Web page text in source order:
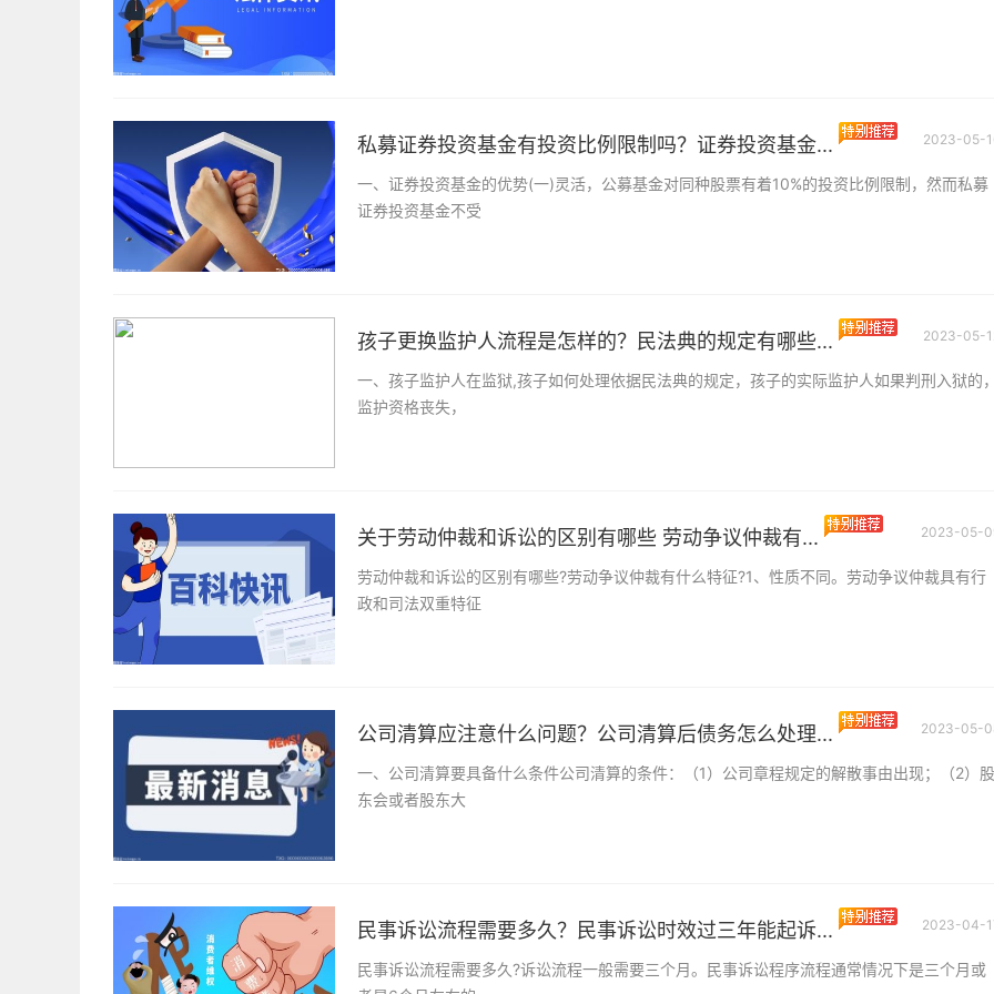
私募证券投资基金有投资比例限制吗？证券投资基金... 2023-05-
一、证券投资基金的优势(一)灵活，公募基金对同种股票有着10%的投资比例限制，然而私募
证券投资基金不受
孩子更换监护人流程是怎样的？民法典的规定有哪些... 2023-05-
一、孩子监护人在监狱,孩子如何处理依据民法典的规定，孩子的实际监护人如果判刑入狱的，
监护资格丧失，
关于劳动仲裁和诉讼的区别有哪些 劳动争议仲裁有... 2023-05-
劳动仲裁和诉讼的区别有哪些?劳动争议仲裁有什么特征?1、性质不同。劳动争议仲裁具有行
政和司法双重特征
公司清算应注意什么问题？公司清算后债务怎么处理... 2023-05-
一、公司清算要具备什么条件公司清算的条件：（1）公司章程规定的解散事由出现；（2）股
东会或者股东大
民事诉讼流程需要多久？民事诉讼时效过三年能起诉... 2023-04-
民事诉讼流程需要多久?诉讼流程一般需要三个月。民事诉讼程序流程通常情况下是三个月或